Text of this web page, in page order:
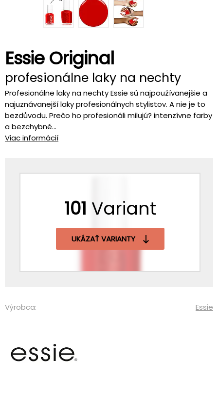
Essie Original
profesionálne laky na nechty
Profesionálne laky na nechty Essie sú najpoužívanejšie a
najuznávanejší laky profesionálnych stylistov. A nie je to
bezdůvodu. Prečo ho profesionáli milujú? intenzívne farby
a bezchybné...
Viac informácií
101 Variant
UKÁZAŤ VARIANTY
Výrobca: Essie